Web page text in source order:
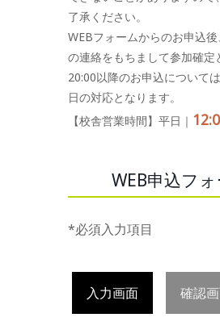
了承ください。
WEBフォームからのお申込
の連絡をもちまして参加確定
20:00以降のお申込について
日の対応となります。
【校舎営業時間】平日｜
WEB申込フ
*必須入力項目
入力画面 確認